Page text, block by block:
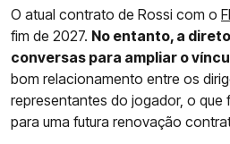
O atual contrato de Rossi com o
fim de 2027. No entanto, a
conversas para ampliar o
bom relacionamento entre os
representantes do jogador, o que
para uma futura renovação